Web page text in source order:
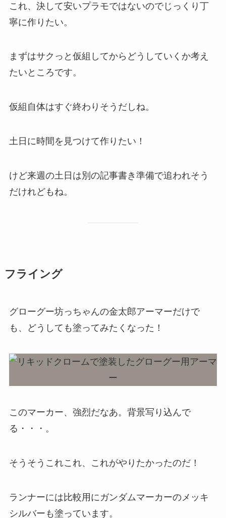
これ、決して安いプラモではないのでじっくり丁
寧に作りたい。
まずはサクっと仮組してからどうしていくか考え
たいところです。
仮組自体はすぐ終わりそうだしね。
土日に時間を見つけて作りたい！
けど来週の土日は別の記事書き準備で追われそう
だけれどもね。
フライング
グローグー坊っちゃんの金太郎アーマーだけで
も、どうしても塗ってみたくなった！
このマーカー、強烈だなあ。背景写り込んで
る・・・。
そうそうこれこれ、これがやりたかったのだ！
ランナーには比較用にガンダムマーカーのメッキ
シルバーも塗っています。